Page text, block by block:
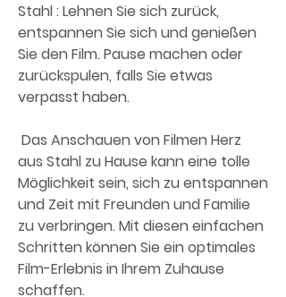
Stahl : Lehnen Sie sich zurück,
entspannen Sie sich und genießen
Sie den Film. Pause machen oder
zurückspulen, falls Sie etwas
verpasst haben.
aus Stahl zu Hause kann eine tolle
Möglichkeit sein, sich zu entspannen
und Zeit mit Freunden und Familie
zu verbringen. Mit diesen einfachen
Schritten können Sie ein optimales
Film-Erlebnis in Ihrem Zuhause
schaffen.